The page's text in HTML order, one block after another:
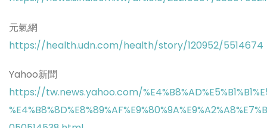
元氣網
https://health.udn.com/health/story/120952/5514674
Yahoo新聞
https://tw.news.yahoo.com/